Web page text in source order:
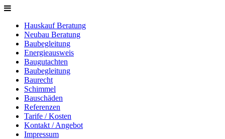
Hauskauf Beratung
Neubau Beratung
Baubegleitung
Energieausweis
Baugutachten
Baubegleitung
Baurecht
Schimmel
Bauschäden
Referenzen
Tarife / Kosten
Kontakt / Angebot
Impressum